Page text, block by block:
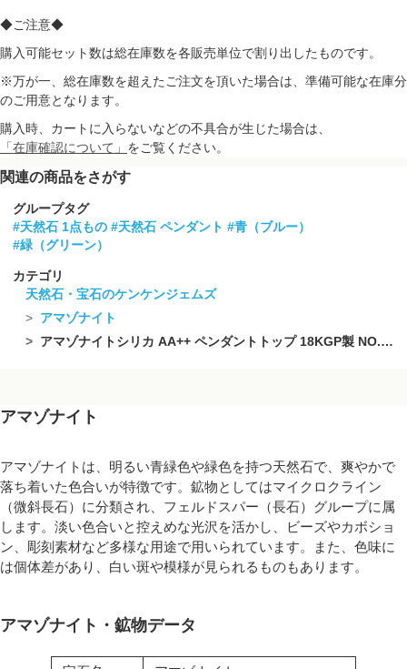
◆ご注意◆
購入可能セット数は総在庫数を各販売単位で割り出したものです。
※万が一、総在庫数を超えたご注文を頂いた場合は、準備可能な在庫分
のご用意となります。
購入時、カートに入らないなどの不具合が生じた場合は、
「在庫確認について」 をご覧ください。
関連の商品をさがす
グループタグ
#天然石 1点もの #天然石 ペンダント #青（ブルー）
#緑（グリーン）
カテゴリ
天然石・宝石のケンケンジェムズ
アマゾナイト
アマゾナイトシリカ AA++ ペンダントトップ 18KGP製 NO.143【1点もの】
アマゾナイト
アマゾナイトは、明るい青緑色や緑色を持つ天然石で、爽やかで
落ち着いた色合いが特徴です。鉱物としてはマイクロクライン
（微斜長石）に分類され、フェルドスパー（長石）グループに属
します。淡い色合いと控えめな光沢を活かし、ビーズやカボショ
ン、彫刻素材など多様な用途で用いられています。また、色味に
は個体差があり、白い斑や模様が見られるものもあります。
アマゾナイト・鉱物データ